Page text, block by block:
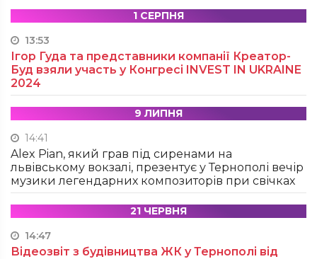
1 СЕРПНЯ
13:53
Ігор Гуда та представники компанії Креатор-
Буд взяли участь у Конгресі INVEST IN UKRAINE
2024
9 ЛИПНЯ
14:41
Alex Pian, який грав під сиренами на
львівському вокзалі, презентує у Тернополі вечір
музики легендарних композиторів при свічках
21 ЧЕРВНЯ
14:47
Відеозвіт з будівництва ЖК у Тернополі від